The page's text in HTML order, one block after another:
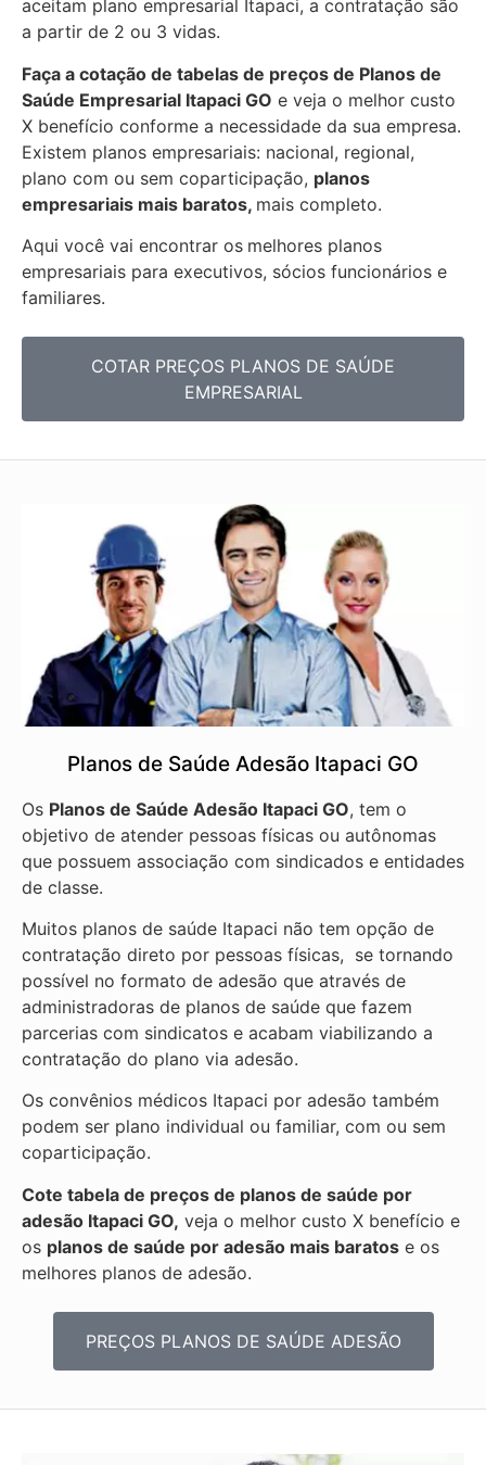
aceitam plano empresarial Itapaci, a contratação são
a partir de 2 ou 3 vidas.
Faça a cotação de tabelas de preços de Planos de
Saúde Empresarial Itapaci GO e veja o melhor custo
X benefício conforme a necessidade da sua empresa.
Existem planos empresariais: nacional, regional,
plano com ou sem coparticipação, planos
empresariais mais baratos, mais completo.
Aqui você vai encontrar os melhores planos
empresariais para executivos, sócios funcionários e
familiares.
COTAR PREÇOS PLANOS DE SAÚDE
EMPRESARIAL
Planos de Saúde Adesão Itapaci GO
Os Planos de Saúde Adesão Itapaci GO, tem o
objetivo de atender pessoas físicas ou autônomas
que possuem associação com sindicados e entidades
de classe.
Muitos planos de saúde Itapaci não tem opção de
contratação direto por pessoas físicas, se tornando
possível no formato de adesão que através de
administradoras de planos de saúde que fazem
parcerias com sindicatos e acabam viabilizando a
contratação do plano via adesão.
Os convênios médicos Itapaci por adesão também
podem ser plano individual ou familiar, com ou sem
coparticipação.
Cote tabela de preços de planos de saúde por
adesão Itapaci GO, veja o melhor custo X benefício e
os planos de saúde por adesão mais baratos e os
melhores planos de adesão.
PREÇOS PLANOS DE SAÚDE ADESÃO